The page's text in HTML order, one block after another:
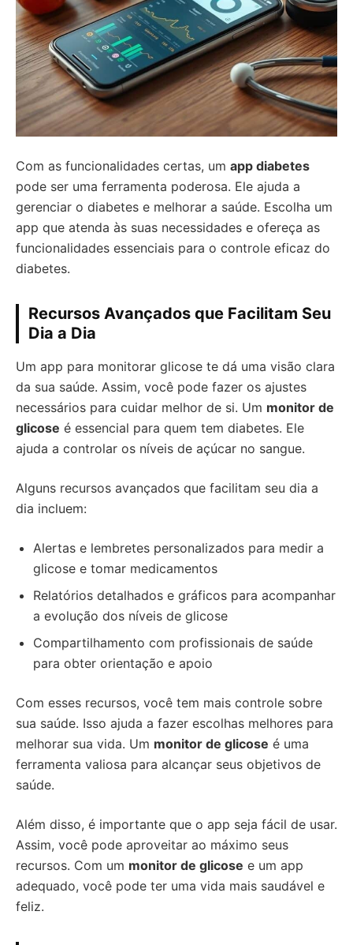
Com as funcionalidades certas, um app diabetes
pode ser uma ferramenta poderosa. Ele ajuda a
gerenciar o diabetes e melhorar a saúde. Escolha um
app que atenda às suas necessidades e ofereça as
funcionalidades essenciais para o controle eficaz do
diabetes.
Recursos Avançados que Facilitam Seu
Dia a Dia
Um app para monitorar glicose te dá uma visão clara
da sua saúde. Assim, você pode fazer os ajustes
necessários para cuidar melhor de si. Um monitor de
glicose é essencial para quem tem diabetes. Ele
ajuda a controlar os níveis de açúcar no sangue.
Alguns recursos avançados que facilitam seu dia a
dia incluem:
Alertas e lembretes personalizados para medir a
glicose e tomar medicamentos
Relatórios detalhados e gráficos para acompanhar
a evolução dos níveis de glicose
Compartilhamento com profissionais de saúde
para obter orientação e apoio
Com esses recursos, você tem mais controle sobre
sua saúde. Isso ajuda a fazer escolhas melhores para
melhorar sua vida. Um monitor de glicose é uma
ferramenta valiosa para alcançar seus objetivos de
saúde.
Além disso, é importante que o app seja fácil de usar.
Assim, você pode aproveitar ao máximo seus
recursos. Com um monitor de glicose e um app
adequado, você pode ter uma vida mais saudável e
feliz.